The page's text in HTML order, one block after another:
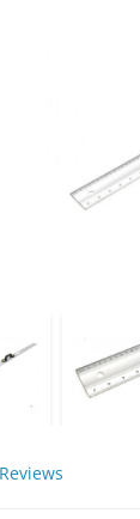
Reviews